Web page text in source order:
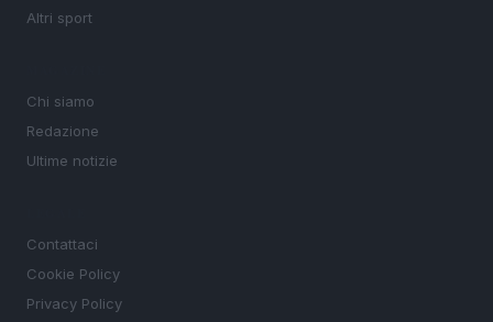
Altri sport
Chi siamo
Redazione
Ultime notizie
Contattaci
Cookie Policy
Privacy Policy